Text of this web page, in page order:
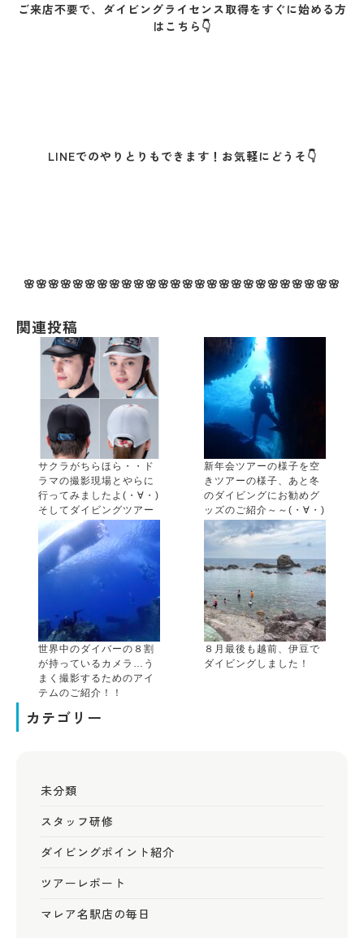
ご来店不要で、ダイビングライセンス取得をすぐに始める方
はこちら👇
LINEでのやりとりもできます！お気軽にどうそ👇
サクラがちらほら・・ド
ラマの撮影現場とやらに
行ってみましたよ(・∀・)
そしてダイビングツアー
残席情報も！
新年会ツアーの様子を空
きツアーの様子、あと冬
のダイビングにお勧めグ
ッズのご紹介～～(・∀・)
世界中のダイバーの８割
が持っているカメラ…う
まく撮影するためのアイ
８月最後も越前、伊豆で
ダイビングしました！
カテゴリー
ツアーレポート
マレア名駅店の毎日